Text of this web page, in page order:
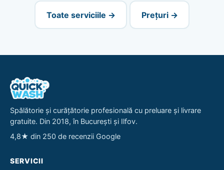
Toate serviciile → Prețuri →
Spălătorie și curățătorie profesională cu preluare și livrare
gratuite. Din 2018, în București și Ilfov.
4,8★ din 250 de recenzii Google
SERVICII